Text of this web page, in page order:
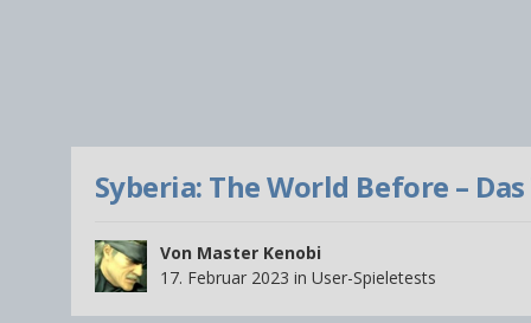
Syberia: The World Before –
Von Master Kenobi
17. Februar 2023 in User-Spieletests